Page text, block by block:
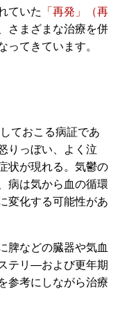
ていた
「再発」（再
さまざまな治療を併
ってきています。
ておこる病証であ
りっぼい、よく泣
状が現れる。気鬱の
病は気から血の循環
変化する可能性があ
脾などの臓器や気血
テリ―および更年期
参考にしながら治療